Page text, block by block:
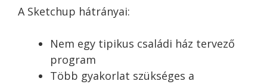
A Sketchup hátrányai:
Nem egy tipikus családi ház tervező
program
Több gyakorlat szükséges a